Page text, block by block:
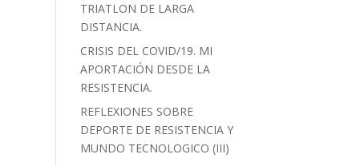
TRIATLON DE LARGA
DISTANCIA.
CRISIS DEL COVID/19. MI
APORTACIÓN DESDE LA
RESISTENCIA.
REFLEXIONES SOBRE
DEPORTE DE RESISTENCIA Y
MUNDO TECNOLOGICO (III)